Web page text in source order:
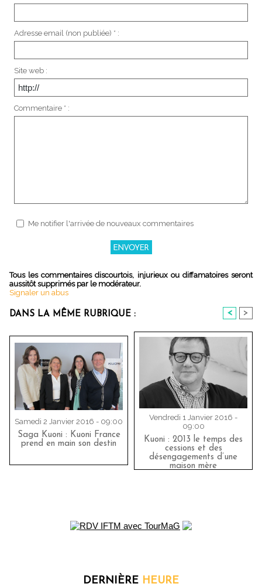
Adresse email (non publiée) * :
Site web :
Commentaire * :
Me notifier l'arrivée de nouveaux commentaires
Tous les commentaires discourtois, injurieux ou diffamatoires seront
aussitôt supprimés par le modérateur.
Signaler un abus
DANS LA MÊME RUBRIQUE : < >
Samedi 2 Janvier 2016 - 09:00
Saga Kuoni : Kuoni France
prend en main son destin
Vendredi 1 Janvier 2016 -
09:00
Kuoni : 2013 le temps des
cessions et des
désengagements d’une
maison mère
DERNIÈRE HEURE